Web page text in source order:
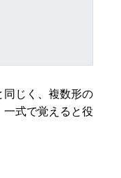
じく、複数形の
式で覚えると役